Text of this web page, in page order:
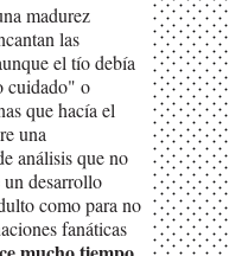
madurez
las
el tío debía
cuidado" o
que hacía el
una
análisis que no
desarrollo
como para no
fanáticas